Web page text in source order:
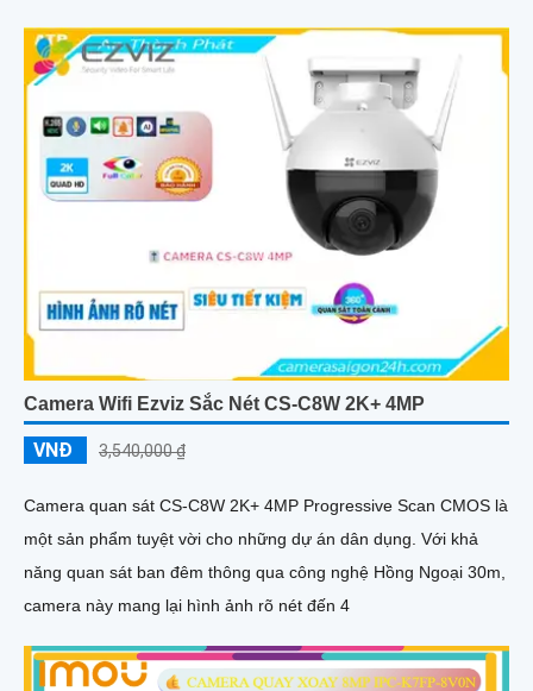
Camera Wifi Ezviz Sắc Nét CS-C8W 2K+ 4MP
VNĐ 3,540,000 ₫
Camera quan sát CS-C8W 2K+ 4MP Progressive Scan CMOS là
một sản phẩm tuyệt vời cho những dự án dân dụng. Với khả
năng quan sát ban đêm thông qua công nghệ Hồng Ngoại 30m,
camera này mang lại hình ảnh rõ nét đến 4